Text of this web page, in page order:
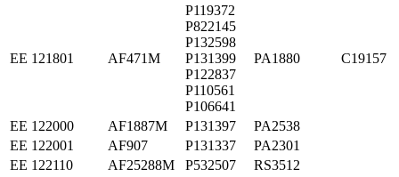
ЕЕ 121801 AF471M
P119372
P822145
P132598
P131399
P122837
P110561
P106641
PA1880 C19157
ЕЕ 122000 AF1887M P131397
PA2538
ЕЕ 122001
AF907 P131337
PA2301
ЕЕ 122110
AF25288M P532507 RS3512